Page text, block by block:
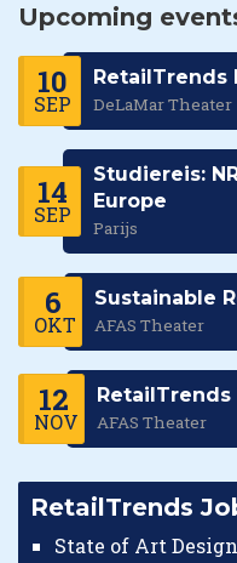
Upcoming
10
SEP
RetailTrends
DeLaMar Theater
14
SEP
Studiereis:
Europe
Parijs
6
OKT
Sustainable
AFAS Theater
12
NOV
RetailTrends
AFAS Theater
RetailTrends
State of Art